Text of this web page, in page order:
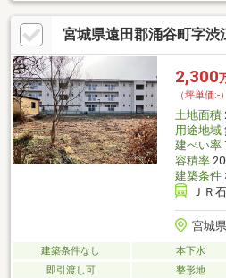
施設】・涌谷中学校まで1300m（徒歩
まで400m（徒歩5分）・ファミリーマ
1200m（徒歩15分）・ヨークベニマル
分）・薬王堂 宮城涌谷店まで1200m
ーセンター涌谷店まで2000m（車4分）
宮城県遠田郡涌谷町字渋
2,300
（坪単価:-）
土地面積
用途地域
建ぺい率
容積率
建築条件
ＪＲ
宮城
建築条件なし 本下水
即引渡し可
整形地